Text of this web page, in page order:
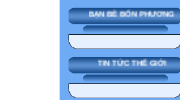
BẠN BÈ BỐN PHƯƠNG
TIN TỨC THẾ GIỚI